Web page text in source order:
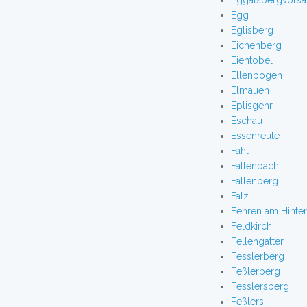
Egg
Eglisberg
Eichenberg
Eientobel
Ellenbogen
Elmauen
Eplisgehr
Eschau
Essenreute
Fahl
Fallenbach
Fallenberg
Falz
Fehren am
Feldkirch
Fellengatter
Fesslerberg
Feßlerberg
Fesslersberg
Feßlers